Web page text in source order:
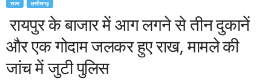
राज्य छत्तीसगढ़
रायपुर के बाजार में आग लगने से तीन दुकानें
और एक गोदाम जलकर हुए राख, मामले की
जांच में जुटी पुलिस